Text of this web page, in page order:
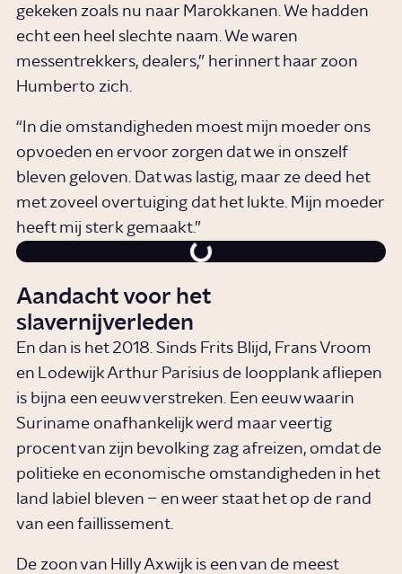
gekeken zoals nu naar Marokkanen. We hadden
echt een heel slechte naam. We waren
messentrekkers, dealers,” herinnert haar zoon
Humberto zich.
“In die omstandigheden moest mijn moeder ons
opvoeden en ervoor zorgen dat we in onszelf
bleven geloven. Dat was lastig, maar ze deed het
met zoveel overtuiging dat het lukte. Mijn moeder
heeft mij sterk gemaakt.”
Aandacht voor het
slavernijverleden
En dan is het 2018. Sinds Frits Blijd, Frans Vroom
en Lodewijk Arthur Parisius de loopplank afliepen
is bijna een eeuw verstreken. Een eeuw waarin
Suriname onafhankelijk werd maar veertig
procent van zijn bevolking zag afreizen, omdat de
politieke en economische omstandigheden in het
land labiel bleven – en weer staat het op de rand
van een faillissement.
De zoon van Hilly Axwijk is een van de meest